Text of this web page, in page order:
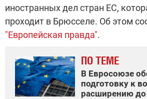
иностранных дел стран ЕС,
проходит в Брюсселе. Об этом
"Европейская правда".
ПО ТЕМЕ
В Евросоюзе
подготовку к
расширению до